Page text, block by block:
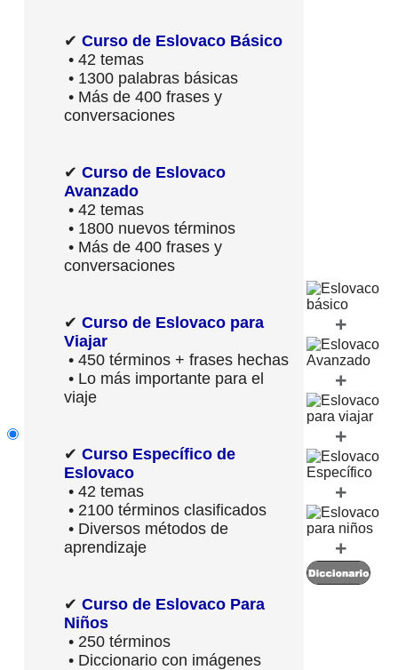
✔ Curso de Eslovaco Básico
• 42 temas
• 1300 palabras básicas
• Más de 400 frases y
conversaciones
✔ Curso de Eslovaco
Avanzado
• 42 temas
• 1800 nuevos términos
• Más de 400 frases y
conversaciones
✔ Curso de Eslovaco para
Viajar
• 450 términos + frases hechas
• Lo más importante para el
viaje
✔ Curso Específico de
Eslovaco
• 42 temas
• 2100 términos clasificados
• Diversos métodos de
aprendizaje
✔ Curso de Eslovaco Para
Niños
• 250 términos
• Diccionario con imágenes
+
+
+
+
+